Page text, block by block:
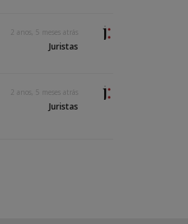
2 anos, 5 meses atrás
Juristas
2 anos, 5 meses atrás
Juristas